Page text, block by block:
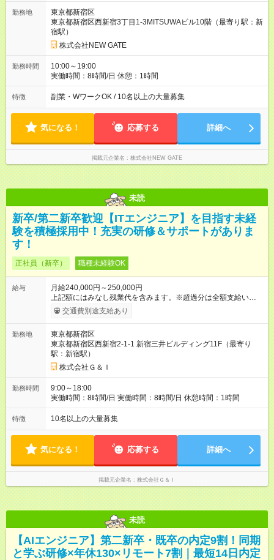
期間あり 試用期間の長さ：6ヶ月 ※ 雇用形態と給与に、本採用
時と異なる部分があります。 雇用形態：中途採用（契約社員）
給与：本採用時と同じです。
勤務地
東京都新宿区
東京都新宿区西新宿3丁目1-3MITSUWAビル10階（最寄り駅：新
宿駅）
株式会社NEW GATE
勤務時間
10:00～19:00
実働時間：8時間/日 休憩：1時間
特徴 副業・WワークOK / 10名以上の大量募集
気になる！ 応募する 詳細へ
掲載元企業名 株式会社NEW GATE
未読
新卒/第二新卒歓迎【ITエンジニア】を目指す未経
験を積極採用中！充実の研修＆サポートがありま
す！
正社員（新卒） 職種未経験OK
給与
月給240,000円～250,000円
上記額にはみなし残業代を含みます。※超過分は全額支給いたし
ます。 みなし残業代 34,000円／月 みなし残業時間 20時間／月
※試用期間は6ヶ月で、その期間は契約社員となります。 ※その
※賞与あり。年2回/6月・12月支給 ※昇給：年１回（4月） ※交
通費全額支給 【試用期間】試用期間あり 試用期間の長さ：6ヶ
月 ※ 雇用形態と給与に、本採用時と異なる部分があります。 雇
用形態：新卒採用（契約社員） 給与：本採用時と同じです。
交通費別途支給あり
勤務地
東京都新宿区
東京都新宿区西新宿2-1-1 新宿三井ビルディング11F（最寄り
駅：新宿駅）
株式会社Ｇ＆Ｉ
勤務時間
9:00～18:00
実働時間：8時間/日 実働時間：8時間/日 休憩時間：1時間
特徴 10名以上の大量募集
気になる！ 応募する 詳細へ
掲載元企業名 株式会社Ｇ＆Ｉ
未読
【AIエンジニア】第二新卒・既卒の内定9割！同期
と学ぶ研修×年休130×リモート7割｜最短14日内定